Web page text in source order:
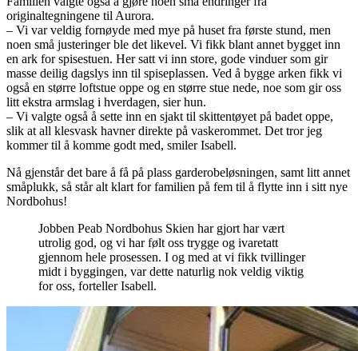
originaltegningene til Aurora.
– Vi var veldig fornøyde med mye på huset fra første stund, men
noen små justeringer ble det likevel. Vi fikk blant annet bygget inn
en ark for spisestuen. Her satt vi inn store, gode vinduer som gir
masse deilig dagslys inn til spiseplassen. Ved å bygge arken fikk vi
også en større loftstue oppe og en større stue nede, noe som gir oss
litt ekstra armslag i hverdagen, sier hun.
– Vi valgte også å sette inn en sjakt til skittentøyet på badet oppe,
slik at all klesvask havner direkte på vaskerommet. Det tror jeg
kommer til å komme godt med, smiler Isabell.
Nå gjenstår det bare å få på plass garderobeløsningen, samt litt annet
småplukk, så står alt klart for familien på fem til å flytte inn i sitt nye
Nordbohus!
Jobben Peab Nordbohus Skien har gjort har vært
utrolig god, og vi har følt oss trygge og ivaretatt
gjennom hele prosessen. I og med at vi fikk tvillinger
midt i byggingen, var dette naturlig nok veldig viktig
for oss, forteller Isabell.